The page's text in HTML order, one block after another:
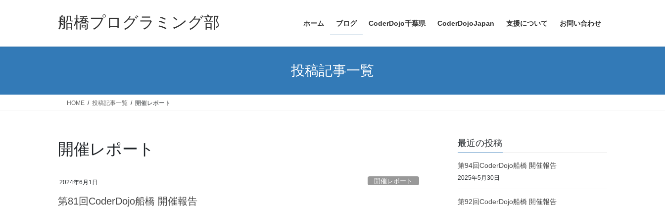
船橋プログラミング部 ホーム ブログ CoderDojo千葉県 CoderDojoJapan 支援について お問い合わせ
投稿記事一覧
HOME 投稿記事一覧 開催レポート
開催レポート
2024年6月1日 開催レポート
第81回CoderDojo船橋 開催報告
最近の投稿
第94回CoderDojo船橋 開催報告
2025年5月30日
第92回CoderDojo船橋 開催報告